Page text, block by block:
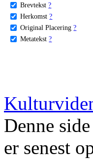
Brevtekst ?
Herkomst ?
Original Placering ?
Metatekst ?
Denne
er senest